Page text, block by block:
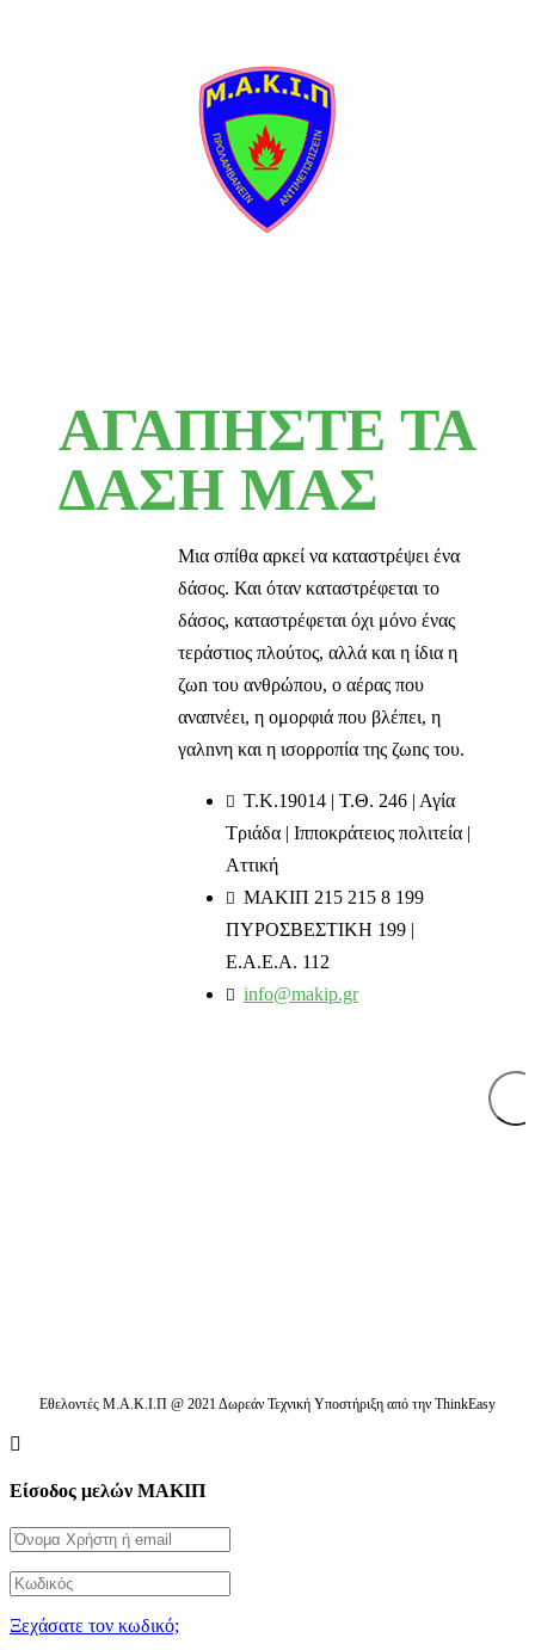
ΑΓΑΠΗΣΤΕ ΤΑ
ΔΑΣΗ ΜΑΣ
Μια σπίθα αρκεί να καταστρέψει ένα
δάσος. Και όταν καταστρέφεται το
δάσος, καταστρέφεται όχι μόνο ένας
τεράστιος πλούτος, αλλά και η ίδια η
ζωn του ανθρώπου, ο αέρας που
αναπνέει, η ομορφιά που βλέπει, η
γαλnνη και η ισορροπία της ζωnς του.
T.K.19014 | Τ.Θ. 246 | Αγία
Τριάδα | Ιπποκράτειος πολιτεία |
Αττική
ΜΑΚΙΠ 215 215 8 199
ΠΥΡΟΣΒΕΣΤΙΚΗ 199 |
Ε.Α.Ε.Α. 112
info@makip.gr
Εθελοντές Μ.Α.Κ.Ι.Π @ 2021 Δωρεάν Τεχνική Υποστήριξη από την ThinkEasy
Είσοδος μελών ΜΑΚΙΠ
Ξεχάσατε τον κωδικό;